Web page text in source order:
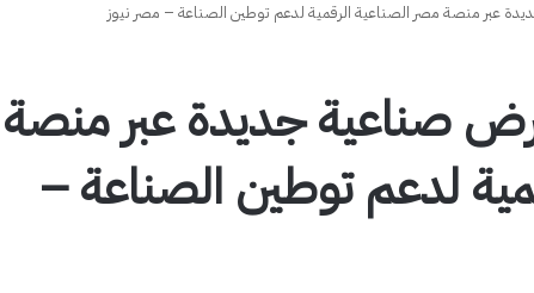
أرض صناعية جديدة عبر منصة
لدعم توطين الصناعة –